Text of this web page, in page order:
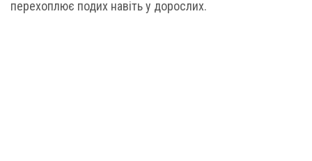
перехоплює подих навіть у дорослих.